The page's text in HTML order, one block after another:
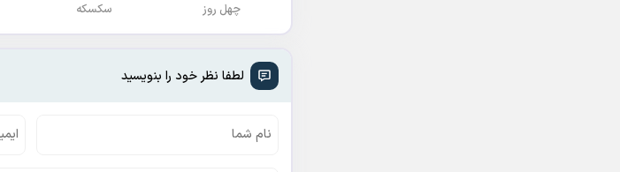
چهل روز سکسکه
لطفا نظر خود را بنویسید